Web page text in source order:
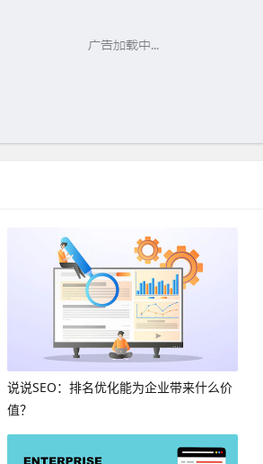
说说SEO：排名优化能为企业带来什么价
值？